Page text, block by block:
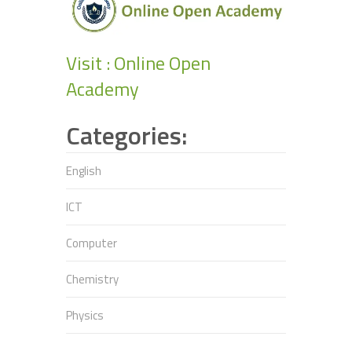
Visit : Online Open
Academy
Categories:
English
ICT
Computer
Chemistry
Physics